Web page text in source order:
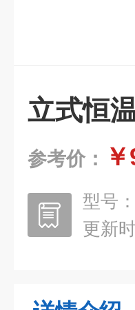
立式恒
参考价：
型号：
更新